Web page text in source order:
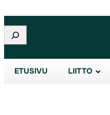
Etsi
ETUSIVU LIITTO